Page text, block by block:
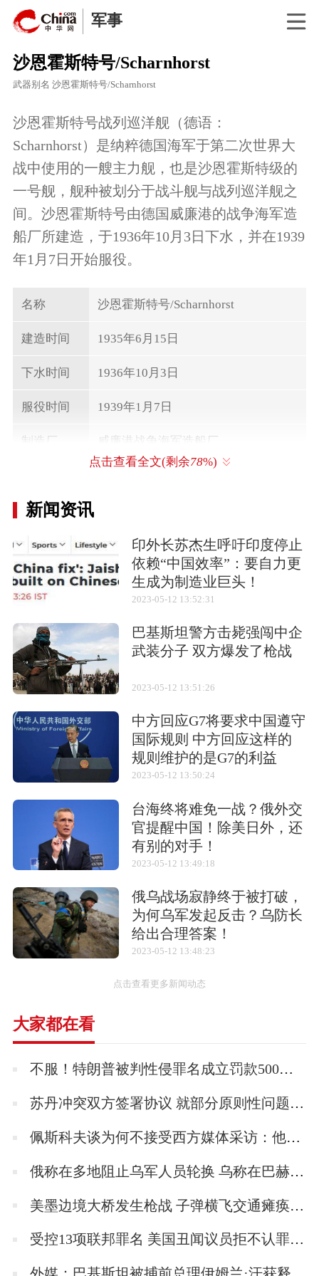
军事
沙恩霍斯特号/Scharnhorst
武器别名 沙恩霍斯特号/Scharnhorst
沙恩霍斯特号战列巡洋舰（德语：
Scharnhorst）是纳粹德国海军于第二次世界大
战中使用的一艘主力舰，也是沙恩霍斯特级的
一号舰，舰种被划分于战斗舰与战列巡洋舰之
间。沙恩霍斯特号由德国威廉港的战争海军造
船厂所建造，于1936年10月3日下水，并在1939
年1月7日开始服役。
名称 沙恩霍斯特号/Scharnhorst
建造时间 1935年6月15日
下水时间 1936年10月3日
服役时间 1939年1月7日
制造厂 威廉港战争海军造船厂
编制
舰长 235.4米
型宽 30米
续航距离 8400海里/19节，10000海里/17节
航速 32节
相关武器
阿武隈
号/Abukuma
“尹永夏”级
(PKG)导弹巡逻
武器装备
（1）3座三连装280毫米/L54.5SKC/34主炮；
（2）12门单管/双联装150毫米SKC/28副炮；
（3）7座双联装105毫米/L65SKC/33高炮；
（4）16门37毫米SKC/30高炮；（5）10门（不
久后换作16门）20毫米C/30或C/38高炮；（6）
达。
结构特点
1938年，沙恩霍斯特级在试航中发现舰首干舷
不足，于1939年入坞改装舰首，花了几个月的
斯特级两舰在北海击沉了皇家海军的光荣号航
空母舰，但沙恩霍斯特号被英国驱逐舰发射的
艘英国潜艇所发射的鱼雷击中受损。两舰随后
进坞维修。1941年，沙恩霍斯特级两舰结伴突
点击查看全文(剩余78%)
新闻资讯
印外长苏杰生呼吁印度停止
依赖“中国效率”：要自力更
生成为制造业巨头！
2023-05-12 13:52:31
巴基斯坦警方击毙强闯中企
武装分子 双方爆发了枪战
2023-05-12 13:51:26
中方回应G7将要求中国遵守
国际规则 中方回应这样的
规则维护的是G7的利益
2023-05-12 13:50:24
台海终将难免一战？俄外交
官提醒中国！除美日外，还
有别的对手！
2023-05-12 13:49:18
俄乌战场寂静终于被打破，
为何乌军发起反击？乌防长
给出合理答案！
2023-05-12 13:48:23
点击查看更多新闻动态
大家都在看
不服！特朗普被判性侵罪名成立罚款500万美元，连发三个视频回应 称整个定罪是骗局 “我要上诉”
苏丹冲突双方签署协议 就部分原则性问题达成一致
佩斯科夫谈为何不接受西方媒体采访：他们不愿意说实话
俄称在多地阻止乌军人员轮换 乌称在巴赫穆特等地击退俄进攻
美墨边境大桥发生枪战 子弹横飞交通瘫痪 司机趴地躲避堪比战场！
受控13项联邦罪名 美国丑闻议员拒不认罪 依然谋求明年连任